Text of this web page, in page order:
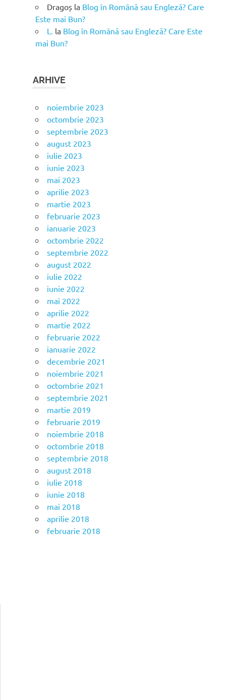
Dragoș la Blog în Română sau Engleză? Care
Este mai Bun?
L.
la Blog în Română sau Engleză? Care Este
mai Bun?
ARHIVE
noiembrie 2023
octombrie 2023
septembrie 2023
august 2023
iulie 2023
iunie 2023
mai 2023
aprilie 2023
martie 2023
februarie 2023
ianuarie 2023
octombrie 2022
septembrie 2022
august 2022
iulie 2022
iunie 2022
mai 2022
aprilie 2022
martie 2022
februarie 2022
ianuarie 2022
decembrie 2021
noiembrie 2021
octombrie 2021
septembrie 2021
martie 2019
februarie 2019
noiembrie 2018
octombrie 2018
septembrie 2018
august 2018
iulie 2018
iunie 2018
mai 2018
aprilie 2018
februarie 2018